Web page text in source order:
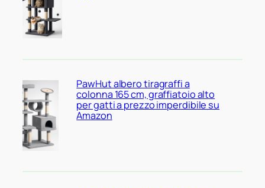
PawHut albero tiragraffi a
colonna 165 cm, graffiatoio alto
per gatti a prezzo imperdibile su
Amazon